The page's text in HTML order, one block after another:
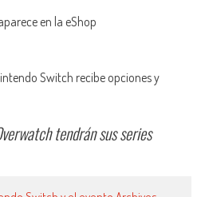
en la eShop
Switch recibe opciones y
tendrán sus series